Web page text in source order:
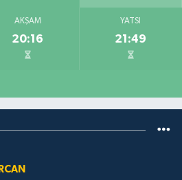
AKŞAM
20:16
YATSI
21:49